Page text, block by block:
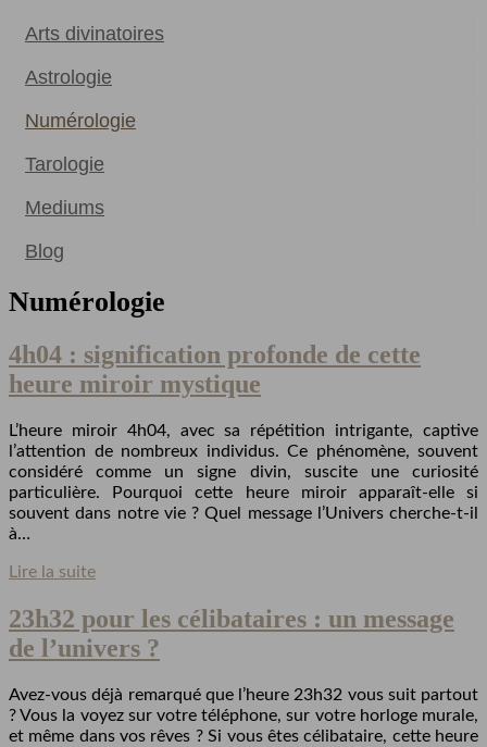
Arts divinatoires
Astrologie
Numérologie
Tarologie
Mediums
Blog
Numérologie
4h04 : signification profonde de cette
heure miroir mystique
L’heure miroir 4h04, avec sa répétition intrigante, captive
l’attention de nombreux individus. Ce phénomène, souvent
considéré comme un signe divin, suscite une curiosité
particulière. Pourquoi cette heure miroir apparaît-elle si
souvent dans notre vie ? Quel message l’Univers cherche-t-il
à…
Lire la suite
23h32 pour les célibataires : un message
de l’univers ?
Avez-vous déjà remarqué que l’heure 23h32 vous suit partout
? Vous la voyez sur votre téléphone, sur votre horloge murale,
et même dans vos rêves ? Si vous êtes célibataire, cette heure